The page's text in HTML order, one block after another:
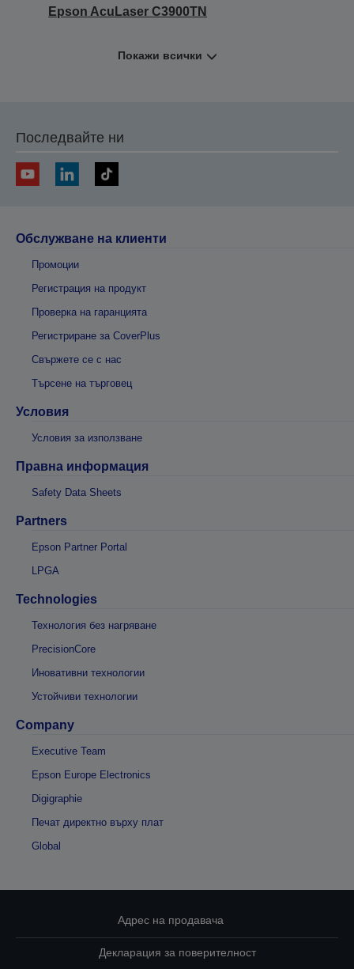
Epson AcuLaser C3900TN
Покажи всички
Последвайте ни
Обслужване на клиенти
Промоции
Регистрация на продукт
Проверка на гаранцията
Регистриране за CoverPlus
Свържете се с нас
Търсене на търговец
Условия
Условия за използване
Правна информация
Safety Data Sheets
Partners
Epson Partner Portal
LPGA
Technologies
Технология без нагряване
PrecisionCore
Иновативни технологии
Устойчиви технологии
Company
Executive Team
Epson Europe Electronics
Digigraphie
Печат директно върху плат
Global
Адрес на продавача
Декларация за поверителност